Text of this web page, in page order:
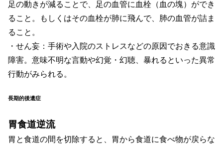
足の動きが減ることで、足の血管に血栓（血の塊）ができ
ること。もしくはその血栓が肺に飛んで、肺の血管が詰ま
ること。
・せん妄：手術や入院のストレスなどの原因でおきる意識
障害。意味不明な言動や幻覚・幻聴、暴れるといった異常
行動がみられる。
長期的後遺症
胃食道逆流
胃と食道の間を切除すると、胃から食道に食べ物が戻らな